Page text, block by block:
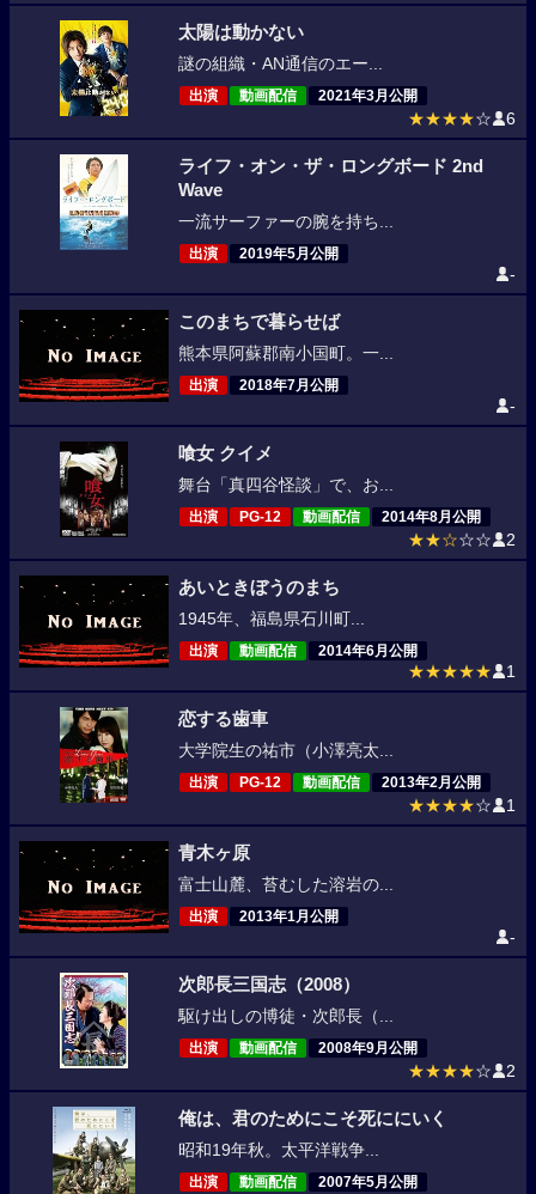
太陽は動かない
謎の組織・AN通信のエー...
出演 動画配信 2021年3月公開
★★★★☆ 6
ライフ・オン・ザ・ロングボード 2nd
Wave
一流サーファーの腕を持ち...
出演 2019年5月公開
-
このまちで暮らせば
熊本県阿蘇郡南小国町。一...
出演 2018年7月公開
-
喰女 クイメ
舞台「真四谷怪談」で、お...
出演 PG-12 動画配信 2014年8月公開
★★☆☆☆ 2
あいときぼうのまち
1945年、福島県石川町...
出演 動画配信 2014年6月公開
★★★★★ 1
恋する歯車
大学院生の祐市（小澤亮太...
出演 PG-12 動画配信 2013年2月公開
★★★★☆ 1
青木ヶ原
富士山麓、苔むした溶岩の...
出演 2013年1月公開
-
次郎長三国志（2008）
駆け出しの博徒・次郎長（...
出演 動画配信 2008年9月公開
★★★★☆ 2
俺は、君のためにこそ死ににいく
昭和19年秋。太平洋戦争...
出演 動画配信 2007年5月公開